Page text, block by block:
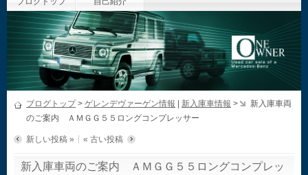
ブログトップ> ゲレンデヴァーゲン情報 新入庫車情報 >
新入庫車両
のご案内 ＡＭＧＧ５５ロングコンプレッサー
新しい投稿 » « 古い投稿
新入庫車両のご案内 ＡＭＧＧ５５ロングコンプレッ